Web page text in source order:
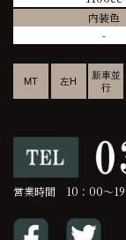
内装色
-
MT 左H
新車並
行
営業時間 10：00～